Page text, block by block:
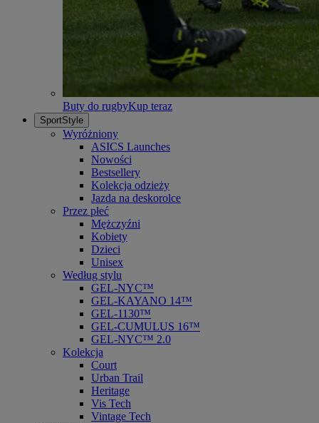
Buty do rugbyKup teraz
SportStyle
Wyróżniony
ASICS Launches
Nowości
Bestsellery
Kolekcja odzieży
Jazda na deskorolce
Przez płeć
Mężczyźni
Kobiety
Dzieci
Unisex
Według stylu
GEL-NYC™
GEL-KAYANO 14™
GEL-1130™
GEL-CUMULUS 16™
GEL-NYC™ 2.0
Kolekcja
Court
Urban Trail
Heritage
Vis Tech
Vintage Tech